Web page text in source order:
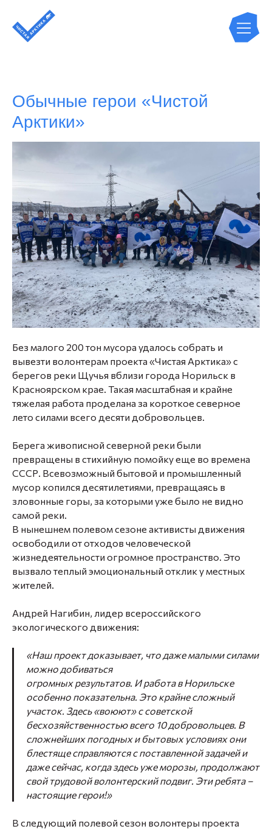
Обычные герои «Чистой
Арктики»
Без малого 200 тон мусора удалось собрать и
вывезти волонтерам проекта «Чистая Арктика» с
берегов реки Щучья вблизи города Норильск в
Красноярском крае. Такая масштабная и крайне
тяжелая работа проделана за короткое северное
лето силами всего десяти добровольцев.
Берега живописной северной реки были
превращены в стихийную помойку еще во времена
СССР. Всевозможный бытовой и промышленный
мусор копился десятилетиями, превращаясь в
зловонные горы, за которыми уже было не видно
самой реки.
В нынешнем полевом сезоне активисты движения
освободили от отходов человеческой
жизнедеятельности огромное пространство. Это
вызвало теплый эмоциональный отклик у местных
жителей.
Андрей Нагибин, лидер всероссийского
экологического движения:
«Наш проект доказывает, что даже малыми силами
можно добиваться
огромных результатов. И работа в Норильске
особенно показательна. Это крайне сложный
участок. Здесь «воюют» с советской
бесхозяйственностью всего 10 добровольцев. В
сложнейших погодных и бытовых условиях они
блестяще справляются с поставленной задачей и
даже сейчас, когда здесь уже морозы, продолжают
свой трудовой волонтерский подвиг. Эти ребята –
настоящие герои!»
В следующий полевой сезон волонтеры проекта